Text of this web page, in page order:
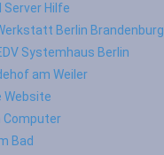
Server Hilfe
Berlin Brandenburg
Systemhaus Berlin
am Weiler
Website
Computer
Bad